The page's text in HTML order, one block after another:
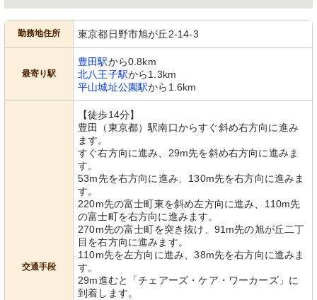
勤務地住所 東京都日野市旭が丘2-14-3
最寄り駅
豊田駅から0.8km
北八王子駅から1.3km
平山城址公園駅から1.6km
交通手段
【徒歩14分】
豊田（東京都）駅南口からすぐ斜め右方向に進み
ます。
すぐ右方向に進み、29m先を斜め右方向に進みま
す。
53m先を右方向に進み、130m先を右方向に進みま
す。
220m先の富士町東を斜め左方向に進み、110m先
の富士町を右方向に進みます。
270m先の富士町を突き抜け、91m先の旭が丘二丁
目を右方向に進みます。
110m先を左方向に進み、38m先を右方向に進みま
す。
29m進むと「チェアーズ・ケア・ワーカーズ」に
到着します。